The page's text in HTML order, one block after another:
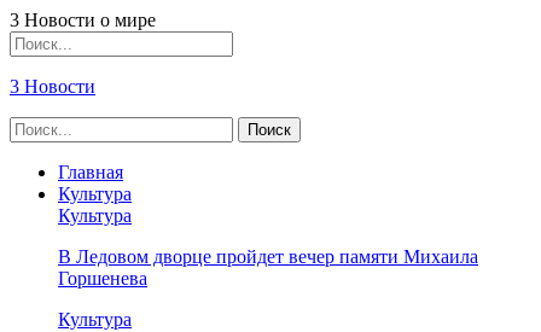
3 Новости о мире
3 Новости
Главная
Культура
Культура
В Ледовом дворце пройдет вечер памяти Михаила
Горшенева
Культура